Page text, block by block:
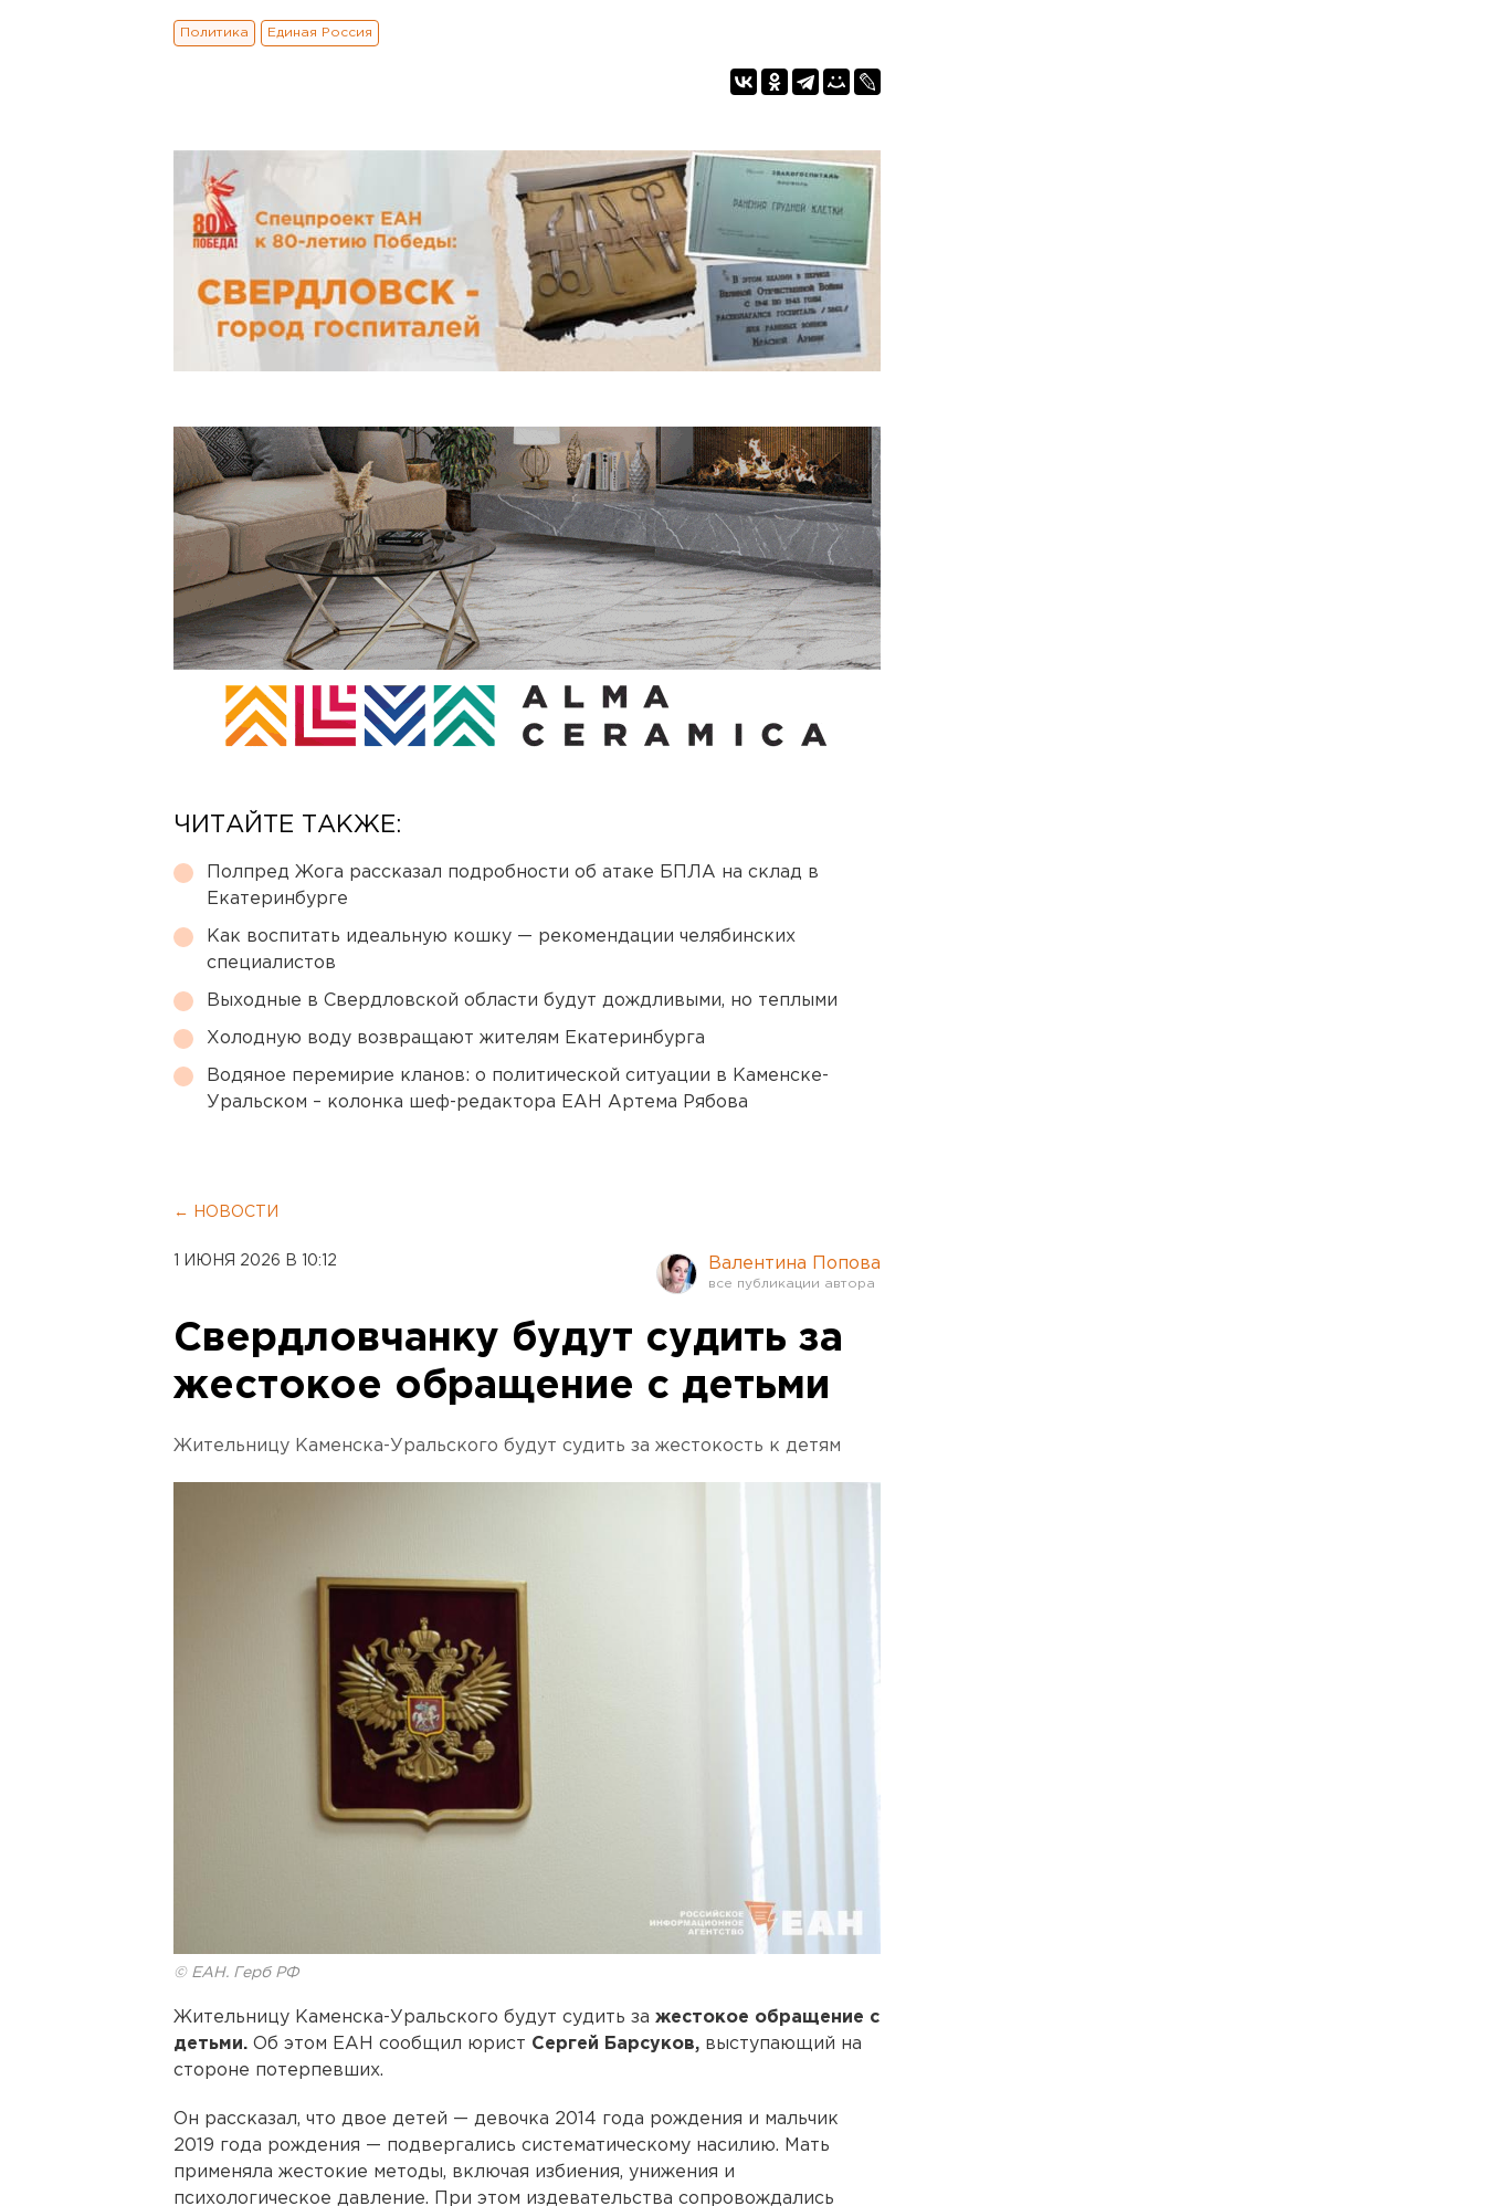
Политика Единая Россия
ЧИТАЙТЕ ТАКЖЕ:
Полпред Жога рассказал подробности об атаке БПЛА на склад в
Екатеринбурге
Как воспитать идеальную кошку — рекомендации челябинских
специалистов
Выходные в Свердловской области будут дождливыми, но теплыми
Холодную воду возвращают жителям Екатеринбурга
Водяное перемирие кланов: о политической ситуации в Каменске-
Уральском – колонка шеф-редактора ЕАН Артема Рябова
← НОВОСТИ
1 ИЮНЯ 2026 В 10:12 Валентина Попова
Свердловчанку будут судить за
жестокое обращение с детьми
Жительницу Каменска-Уральского будут судить за жестокость к детям
© ЕАН. Герб РФ
Жительницу Каменска-Уральского будут судить за жестокое обращение с
детьми. Об этом ЕАН сообщил юрист Сергей Барсуков, выступающий на
стороне потерпевших.
Он рассказал, что двое детей — девочка 2014 года рождения и мальчик
2019 года рождения — подвергались систематическому насилию. Мать
применяла жестокие методы, включая избиения, унижения и
психологическое давление. При этом издевательства сопровождались